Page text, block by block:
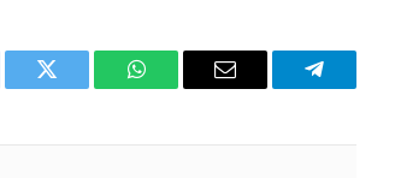
Twitter
O
E-
Telegrama